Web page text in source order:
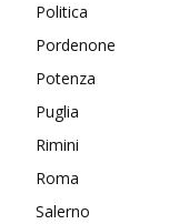
Politica
Pordenone
Potenza
Puglia
Rimini
Roma
Salerno